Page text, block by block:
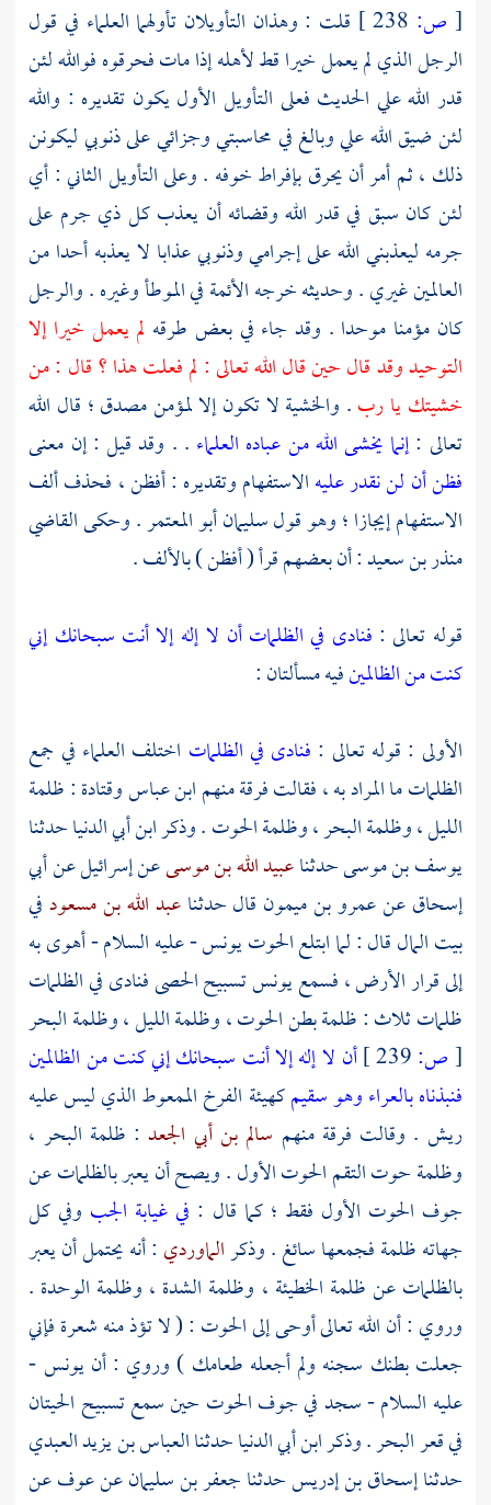
[ ص:
قلت : وهذان التأويلان تأولهما العلماء في قول
الرجل الذي لم يعمل خيرا قط لأهله إذا مات فحرقوه فوالله لئن
قدر الله علي الحديث فعلى التأويل الأول يكون تقديره : والله
لئن ضيق الله علي وبالغ في محاسبتي وجزائي على ذنوبي ليكونن
ذلك ، ثم أمر أن يحرق بإفراط خوفه . وعلى التأويل الثاني : أي
لئن كان سبق في قدر الله وقضائه أن يعذب كل ذي جرم على
جرمه ليعذبني الله على إجرامي وذنوبي عذابا لا يعذبه أحدا من
العالمين غيري . وحديثه خرجه الأئمة في الموطأ وغيره . والرجل
كان مؤمنا موحدا . وقد جاء في بعض طرقه لم يعمل خيرا إلا
التوحيد وقد قال حين قال الله تعالى : لم فعلت هذا ؟ قال : من
خشيتك يا رب. والخشية لا تكون إلا لمؤمن مصدق ؛ قال الله
تعالى :إنما يخشى الله من عباده العلماء . . وقد قيل : إن معنى
فظن أن لن نقدر عليهالاستفهام وتقديره : أفظن ، فحذف ألف
الاستفهام إيجازا ؛ وهو قولسليمان أبو المعتمر. وحكىالقاضي
منذر بن سعيد: أن بعضهم قرأ ( أفظن ) بالألف .
قوله تعالى : فنادى في الظلمات أن لا إله إلا أنت سبحانك إني
كنت من الظالمينفيه مسألتان :
الأولى : قوله تعالى : فنادى في الظلمات اختلف العلماء في جمع
الظلمات ما المراد به ، فقالت فرقة منهمابن عباسوقتادة: ظلمة
الليل ، وظلمة البحر ، وظلمة الحوت . وذكرابن أبي الدنياحدثنا
يوسف بن موسىحدثناعبيد الله بن موسىعنإسرائيلعنأبي
إسحاقعنعمرو بن ميمون قال حدثناعبد الله بن مسعودفي
بيت المال قال : لما ابتلع الحوتيونس- عليه السلام - أهوى به
إلى قرار الأرض ، فسمعيونستسبيح الحصى فنادى في الظلمات
ظلمات ثلاث : ظلمة بطن الحوت ، وظلمة الليل ، وظلمة البحر
[ص:
أن لا إله إلا أنت سبحانك إني كنت من الظالمين
فنبذناه بالعراء وهو سقيمكهيئة الفرخ الممعوط الذي ليس عليه
ريش . وقالت فرقة منهم سالم بن أبي الجعد : ظلمة البحر ،
وظلمة حوت التقم الحوت الأول . ويصح أن يعبر بالظلمات عن
جوف الحوت الأول فقط ؛ كما قال : في غيابة الجب وفي كل
جهاته ظلمة فجمعها سائغ . وذكرالماوردي : أنه يحتمل أن يعبر
بالظلمات عن ظلمة الخطيئة ، وظلمة الشدة ، وظلمة الوحدة .
وروي : أن الله تعالى أوحى إلى الحوت : ( لا تؤذ منه شعرة فإني
جعلت بطنك سجنه ولم أجعله طعامك ) وروي : أنيونس-
عليه السلام - سجد في جوف الحوت حين سمع تسبيح الحيتان
في قعر البحر . وذكرابن أبي الدنياحدثناالعباس بن يزيد العبدي
حدثناإسحاق بن إدريسحدثناجعفر بن سليمانعنعوفعن